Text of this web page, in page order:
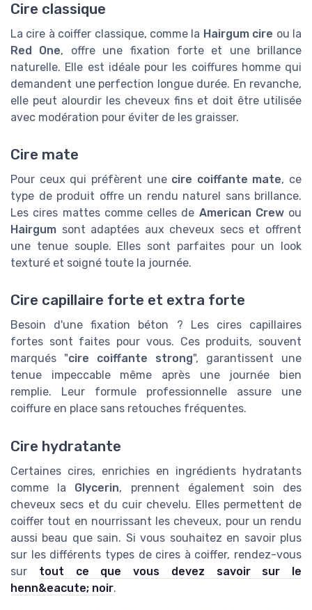
Cire classique
La cire à coiffer classique, comme la Hairgum cire ou la
Red One, offre une fixation forte et une brillance
naturelle. Elle est idéale pour les coiffures homme qui
demandent une perfection longue durée. En revanche,
elle peut alourdir les cheveux fins et doit être utilisée
avec modération pour éviter de les graisser.
Cire mate
Pour ceux qui préfèrent une cire coiffante mate, ce
type de produit offre un rendu naturel sans brillance.
Les cires mattes comme celles de American Crewou
Hairgum sont adaptées aux cheveux secs et offrent
une tenue souple. Elles sont parfaites pour un look
texturé et soigné toute la journée.
Cire capillaire forte et extra forte
Besoin d'une fixation béton ? Les cires capillaires
fortes sont faites pour vous. Ces produits, souvent
marqués "cire coiffante strong", garantissent une
tenue impeccable même après une journée bien
remplie. Leur formule professionnelle assure une
coiffure en place sans retouches fréquentes.
Cire hydratante
Certaines cires, enrichies en ingrédients hydratants
comme la Glycerin, prennent également soin des
cheveux secs et du cuir chevelu. Elles permettent de
coiffer tout en nourrissant les cheveux, pour un rendu
aussi beau que sain. Si vous souhaitez en savoir plus
sur les différents types de cires à coiffer, rendez-vous
sur tout ce que vous devez savoir sur le
henn&eacute; noir.